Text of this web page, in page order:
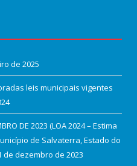
de 2025
leis municipais vigentes
DE 2023 (LOA 2024 – Estima
de Salvaterra, Estado do
de dezembro de 2023